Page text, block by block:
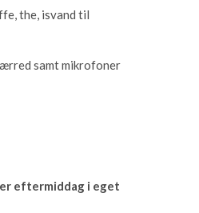
the, isvand til
samt mikrofoner
eftermiddag i eget